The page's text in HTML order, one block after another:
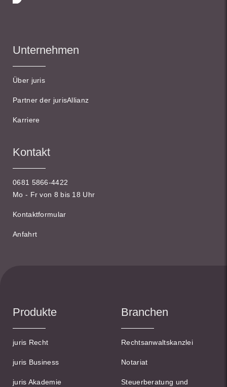
Unternehmen
Über juris
Partner der jurisAllianz
Karriere
Kontakt
0681 5866-4422
Mo - Fr von 8 bis 18 Uhr
Kontaktformular
Anfahrt
Produkte
juris Recht
juris Business
juris Akademie
Branchen
Rechtsanwaltskanzlei
Notariat
Steuerberatung und